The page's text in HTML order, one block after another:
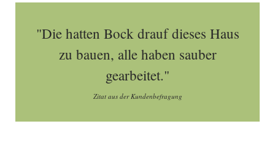
"Die hatten Bock drauf dieses Haus
zu bauen, alle haben sauber
gearbeitet."
Zitat aus der Kundenbefragung